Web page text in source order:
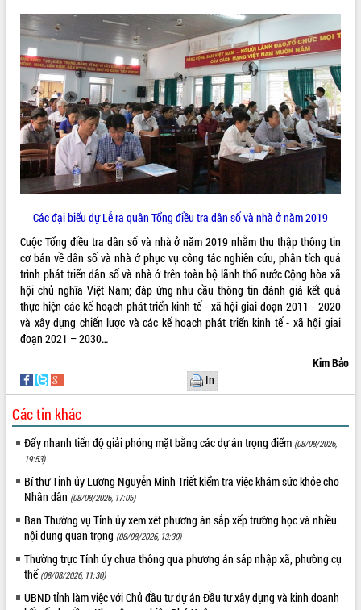
Rà soát, hoàn thiện hệ thống thiết chế
văn hóa, thể thao đáp ứng yêu cầu
phát triển mới
Thường trực HĐND tỉnh Đắk Lắk gặp
mặt Đoàn chuyên gia y tế TP. Hồ Chí
Minh
Lễ truy điệu và an táng hài cốt liệt sĩ
tại Nghĩa trang Liệt sĩ xã Sơn Hòa
Bàn giải pháp tháo gỡ khó khăn trong
xuất khẩu sầu riêng và triển khai quy
định EUDR
trường Nguyễn Hoàng Hiệp khảo sát
vùng trồng và doanh nghiệp đóng gói
sầu riêng tại Đắk Lắk
Trình diễn nghệ thuật chế biến các
món ăn từ sầu riêng
Đắk Lắk công bố Quy hoạch và xúc
tiến đầu tư tỉnh
Ngành cá ngừ Đắk Lắk chủ động thích
Diễn đàn Kinh tế tư nhân Việt Nam đột
phá cơ chế - Hợp tác công tư
Đề án 06 tạo bước ngoặt đột phá trong
cải cách hành chính tỉnh Đắk Lắk
Kết nối tour, đẩy mạnh chuyển đổi số
Khởi động Dự án Đầu tư xây dựng hạ
tầng kỹ thuật Cụm công nghiệp Tân
Tiến
Gặp mặt các cơ quan báo chí nhân Kỷ
niệm 101 năm Ngày Báo chí Cách
mạng Việt Nam
Đắk Lắk sơ kết 4 năm triển khai thực
THỐNG KÊ TRUY CẬP
Hôm nay: 26907
Tất cả: 66112575
Các đại biểu dự Lễ ra quân Tổng điều tra dân số và nhà ở năm 2019
Cuộc Tổng điều tra dân số và nhà ở năm 2019 nhằm thu thập thông tin
cơ bản về dân số và nhà ở phục vụ công tác nghiên cứu, phân tích quá
trình phát triển dân số và nhà ở trên toàn bộ lãnh thổ nước Cộng hòa xã
hội chủ nghĩa Việt Nam; đáp ứng nhu cầu thông tin đánh giá kết quả
thực hiện các kế hoạch phát triển kinh tế - xã hội giai đoạn 2011 - 2020
và xây dựng chiến lược và các kế hoạch phát triển kinh tế - xã hội giai
đoạn 2021 – 2030…
Kim Bảo
In
Các tin khác
Đẩy nhanh tiến độ giải phóng mặt bằng các dự án trọng điểm (08/08/2026,
19:53)
Bí thư Tỉnh ủy Lương Nguyễn Minh Triết kiểm tra việc khám sức khỏe cho
Nhân dân (08/08/2026, 17:05)
Ban Thường vụ Tỉnh ủy xem xét phương án sắp xếp trường học và nhiều
nội dung quan trọng (08/08/2026, 13:30)
Thường trực Tỉnh ủy chưa thông qua phương án sáp nhập xã, phường cụ
thể (08/08/2026, 11:30)
UBND tỉnh làm việc với Chủ đầu tư dự án Đầu tư xây dựng và kinh doanh